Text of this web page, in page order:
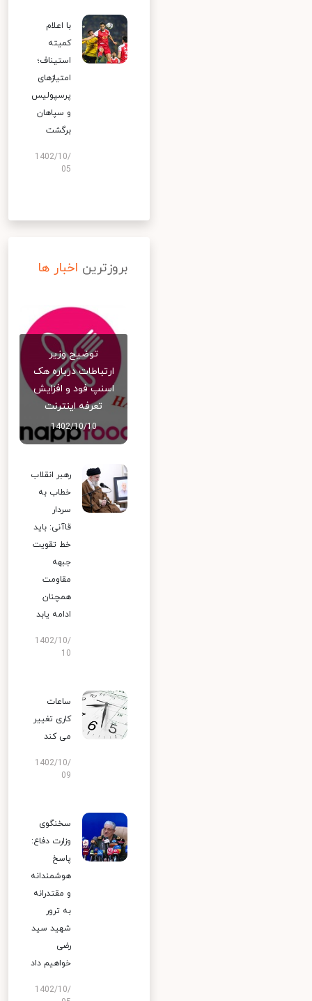
با اعلام
کمیته
استیناف؛
امتیازهای
پرسپولیس
و سپاهان
برگشت
1402/10/
05
بروزترین اخبار ها
توضیح وزیر
ارتباطات درباره هک
اسنپ‌ فود و افزایش
تعرفه اینترنت
1402/10/10
رهبر انقلاب
خطاب به
سردار
قاآنی: باید
خط تقویت
جبهه
مقاومت
همچنان
ادامه یابد
1402/10/
10
ساعات
کاری تغییر
می‌ کند
1402/10/
09
سخنگوی
وزارت دفاع:
پاسخ
هوشمندانه
و مقتدرانه
به ترور
شهید سید
رضی
خواهیم داد
1402/10/